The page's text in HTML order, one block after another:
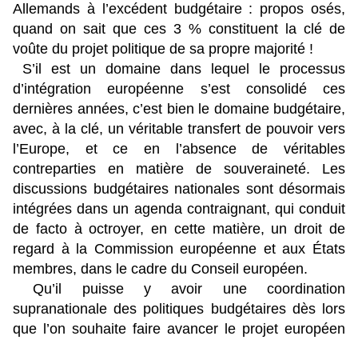
Allemands à l’excédent budgétaire : propos osés,
quand on sait que ces 3 % constituent la clé de
voûte du projet politique de sa propre majorité !
S’il est un domaine dans lequel le processus
d’intégration européenne s’est consolidé ces
dernières années, c’est bien le domaine budgétaire,
avec, à la clé, un véritable transfert de pouvoir vers
l’Europe, et ce en l’absence de véritables
contreparties en matière de souveraineté. Les
discussions budgétaires nationales sont désormais
intégrées dans un agenda contraignant, qui conduit
de facto à octroyer, en cette matière, un droit de
regard à la Commission européenne et aux États
membres, dans le cadre du Conseil européen.
Qu’il puisse y avoir une coordination
supranationale des politiques budgétaires dès lors
que l’on souhaite faire avancer le projet européen